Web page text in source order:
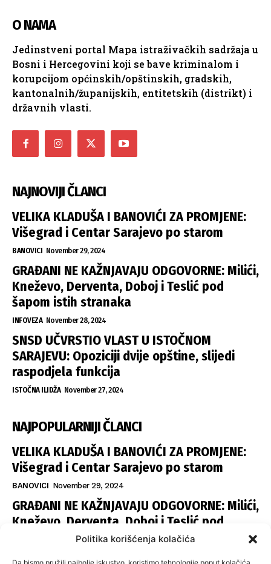
Politika korišćenja kolačića
O NAMA
Jedinstveni portal Mapa istraživačkih sadržaja u
Bosni i Hercegovini koji se bave kriminalom i
korupcijom općinskih/opštinskih, gradskih,
kantonalnih/županijskih, entitetskih (distrikt) i
državnih vlasti.
NAJNOVIJI ČLANCI
VELIKA KLADUŠA I BANOVIĆI ZA PROMJENE:
Višegrad i Centar Sarajevo po starom
BANOVICI November 29, 2024
GRAĐANI NE KAŽNJAVAJU ODGOVORNE: Milići,
Kneževo, Derventa, Doboj i Teslić pod
šapom istih stranaka
INFOVEZA November 28, 2024
SNSD UČVRSTIO VLAST U ISTOČNOM
SARAJEVU: Opoziciji dvije opštine, slijedi
raspodjela funkcija
ISTOČNA ILIDŽA November 27, 2024
NAJPOPULARNIJI ČLANCI
VELIKA KLADUŠA I BANOVIĆI ZA PROMJENE:
Višegrad i Centar Sarajevo po starom
BANOVICI November 29, 2024
GRAĐANI NE KAŽNJAVAJU ODGOVORNE: Milići,
Kneževo, Derventa, Doboj i Teslić pod
šapom istih stranaka